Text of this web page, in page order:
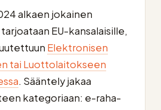
alkaen jokainen
EU-kansalaisille,
Elektronisen
tai Luottolaitokseen
. Sääntely jakaa
kategoriaan: e-raha-